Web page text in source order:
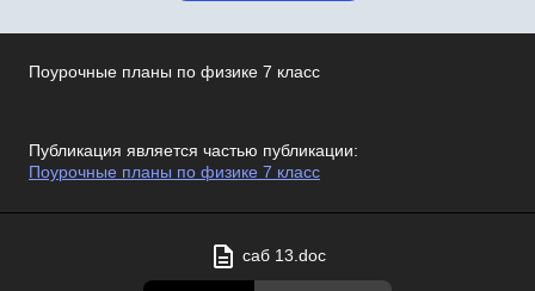
Поурочные планы по физике 7 класс
Публикация является частью публикации:
Поурочные планы по физике 7 класс
саб 13.doc